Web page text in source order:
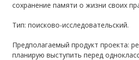
сохранение памяти о жизни своих
Тип: поисково-исследовательский.
Предполагаемый продукт проекта:
планирую выступить перед